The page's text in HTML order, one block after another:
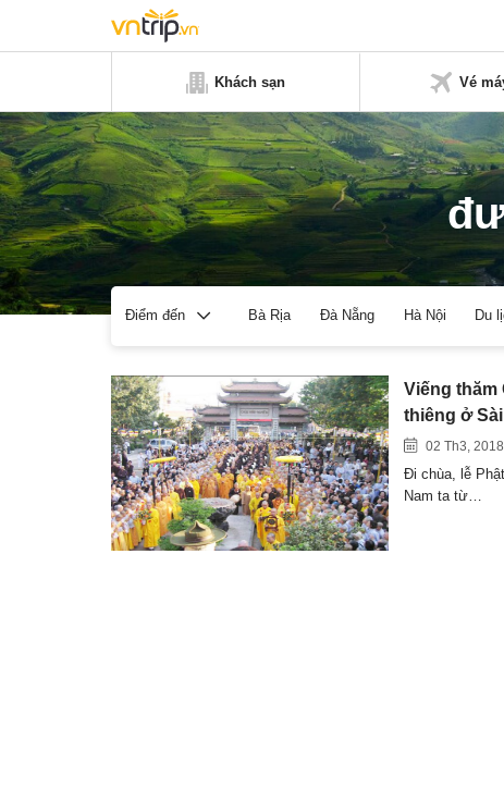
Khách sạn Vé
Điểm đến Bà Rịa Đà Nẵng Hà Nội Du
Viếng thăm
thiêng ở
02 Th3, 2018
Đi chùa, lễ
Nam ta từ…